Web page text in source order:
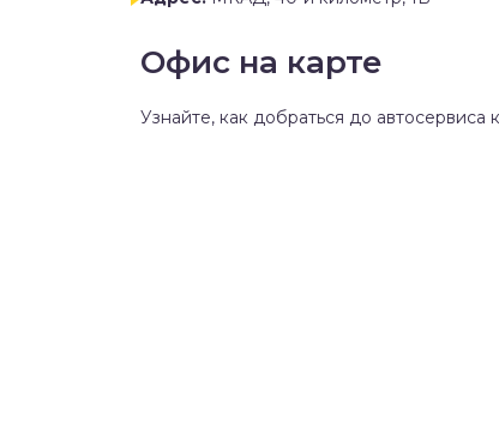
Офис на карте
Узнайте, как добраться до